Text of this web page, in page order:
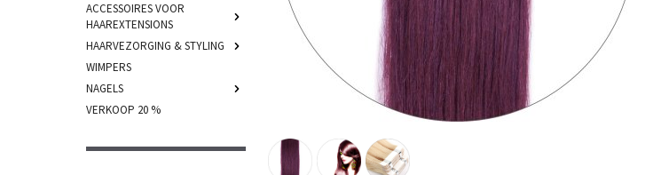
ACCESSOIRES VOOR
HAAREXTENSIONS
HAARVEZORGING & STYLING
WIMPERS
NAGELS
VERKOOP 20 %